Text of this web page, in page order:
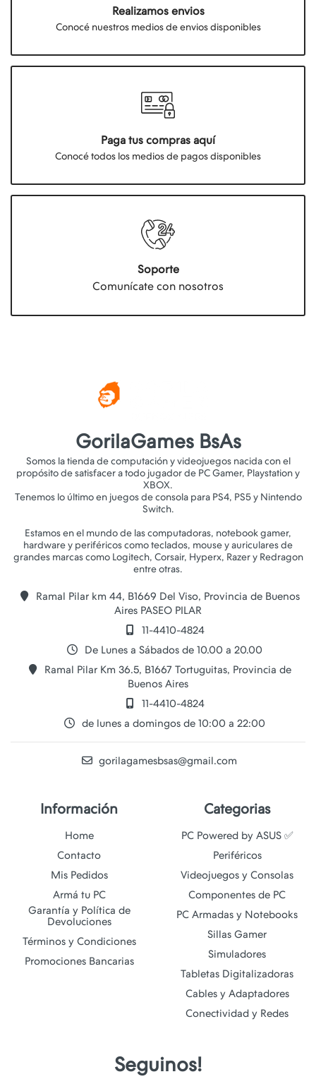
Realizamos envios
Conocé nuestros medios de envios disponibles
Paga tus compras aquí
Conocé todos los medios de pagos disponibles
Soporte
Comunícate con nosotros
GorilaGames BsAs
Somos la tienda de computación y videojuegos nacida con el
propósito de satisfacer a todo jugador de PC Gamer, Playstation y
XBOX.
Tenemos lo último en juegos de consola para PS4, PS5 y Nintendo
Switch.
Estamos en el mundo de las computadoras, notebook gamer,
hardware y periféricos como teclados, mouse y auriculares de
grandes marcas como Logitech, Corsair, Hyperx, Razer y Redragon
Ramal Pilar km 44, B1669 Del Viso, Provincia de Buenos
Aires PASEO PILAR
11-4410-4824
De Lunes a Sábados de 10.00 a 20.00
Ramal Pilar Km 36.5, B1667 Tortuguitas, Provincia de
Buenos Aires
11-4410-4824
de lunes a domingos de 10:00 a 22:00
gorilagamesbsas@gmail.com
Información
Home
Contacto
Mis Pedidos
Armá tu PC
Garantía y Política de
Devoluciones
Términos y Condiciones
Promociones Bancarias
Categorias
PC Powered by ASUS ✅
Periféricos
Videojuegos y Consolas
Componentes de PC
PC Armadas y Notebooks
Sillas Gamer
Simuladores
Tabletas Digitalizadoras
Cables y Adaptadores
Conectividad y Redes
Seguinos!